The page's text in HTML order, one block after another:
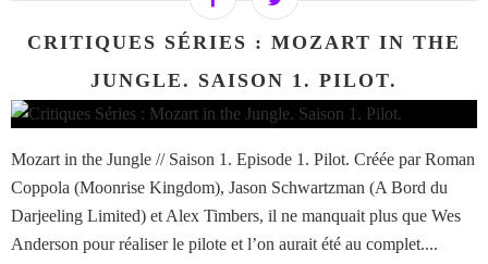
CRITIQUES SÉRIES : MOZART IN THE
JUNGLE. SAISON 1. PILOT.
Mozart in the Jungle // Saison 1. Episode 1. Pilot. Créée par Roman
Coppola (Moonrise Kingdom), Jason Schwartzman (A Bord du
Darjeeling Limited) et Alex Timbers, il ne manquait plus que Wes
Anderson pour réaliser le pilote et l’on aurait été au complet....